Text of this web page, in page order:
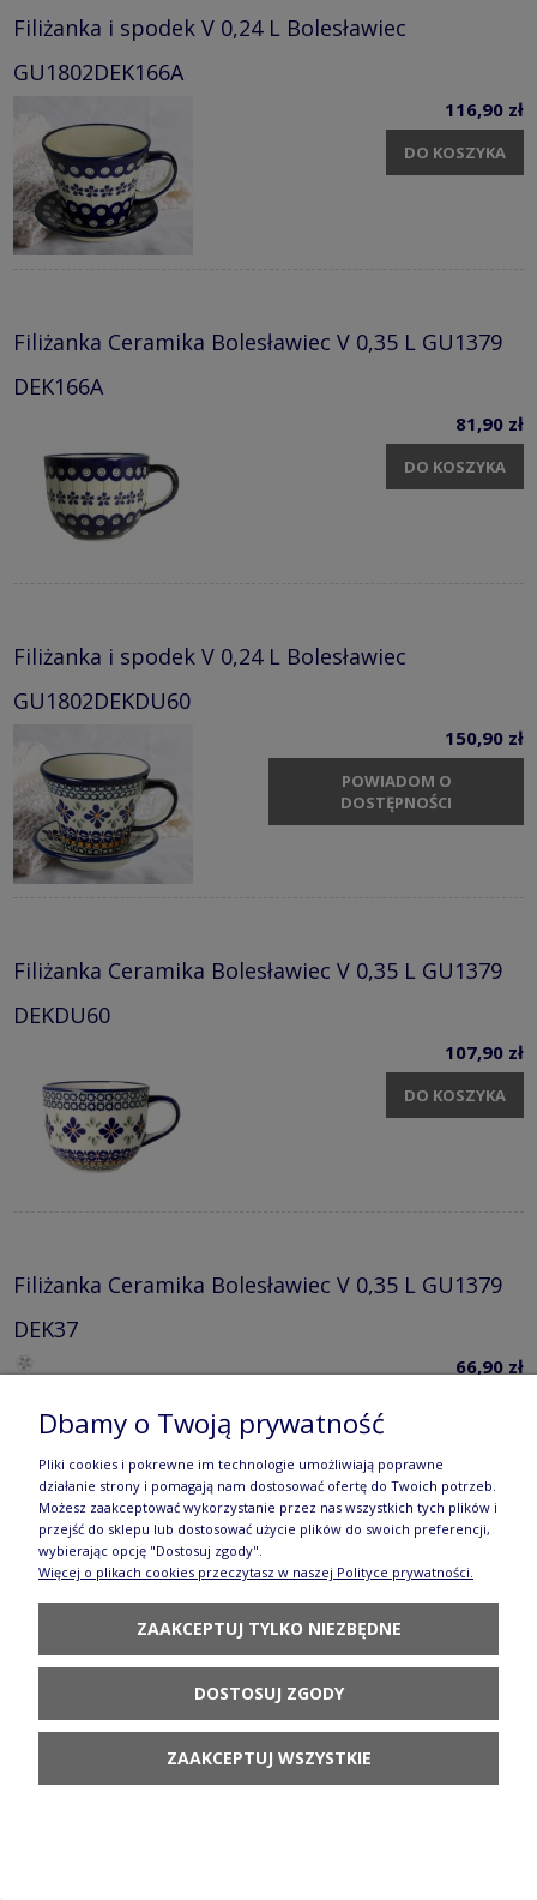
Filiżanka i spodek V 0,24 L Bolesławiec
GU1802DEK166A
116,90 zł
DO KOSZYKA
Filiżanka Ceramika Bolesławiec V 0,35 L GU1379
DEK166A
81,90 zł
DO KOSZYKA
Filiżanka i spodek V 0,24 L Bolesławiec
GU1802DEKDU60
150,90 zł
POWIADOM O
DOSTĘPNOŚCI
Filiżanka Ceramika Bolesławiec V 0,35 L GU1379
DEKDU60
107,90 zł
DO KOSZYKA
Filiżanka Ceramika Bolesławiec V 0,35 L GU1379
DEK37
66,90 zł
Filiżanka Ceramika Bolesławiec V 0,35 L GU1379
POWIADOM O
Dbamy o Twoją prywatność
Pliki cookies i pokrewne im technologie umożliwiają poprawne
działanie strony i pomagają nam dostosować ofertę do Twoich potrzeb.
Możesz zaakceptować wykorzystanie przez nas wszystkich tych plików i
przejść do sklepu lub dostosować użycie plików do swoich preferencji,
wybierając opcję "Dostosuj zgody".
Więcej o plikach cookies przeczytasz w naszej Polityce prywatności.
ZAAKCEPTUJ TYLKO NIEZBĘDNE
DOSTOSUJ ZGODY
ZAAKCEPTUJ WSZYSTKIE